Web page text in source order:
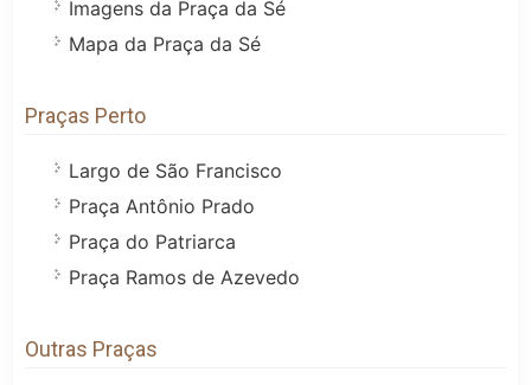
Imagens da Praça da Sé
Mapa da Praça da Sé
Praças Perto
Largo de São Francisco
Praça Antônio Prado
Praça do Patriarca
Praça Ramos de Azevedo
Outras Praças